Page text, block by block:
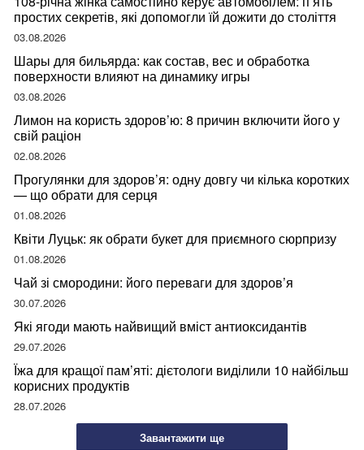
простих секретів, які допомогли їй дожити до століття
03.08.2026
Шары для бильярда: как состав, вес и обработка
поверхности влияют на динамику игры
03.08.2026
Лимон на користь здоров’ю: 8 причин включити його у
свій раціон
02.08.2026
Прогулянки для здоров’я: одну довгу чи кілька коротких
— що обрати для серця
01.08.2026
Квіти Луцьк: як обрати букет для приємного сюрпризу
01.08.2026
Чай зі смородини: його переваги для здоров’я
30.07.2026
Які ягоди мають найвищий вміст антиоксидантів
29.07.2026
Їжа для кращої пам’яті: дієтологи виділили 10 найбільш
корисних продуктів
28.07.2026
Завантажити ще